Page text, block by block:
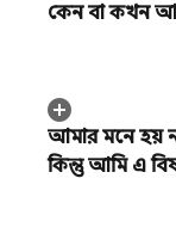
কেন বা কখন
আমার মনে হয়
কিন্তু আমি এ